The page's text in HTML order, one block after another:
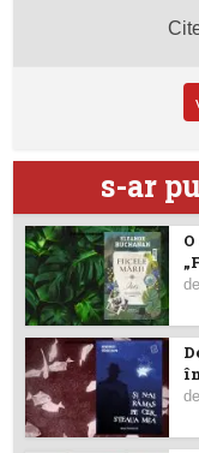
s-ar
de